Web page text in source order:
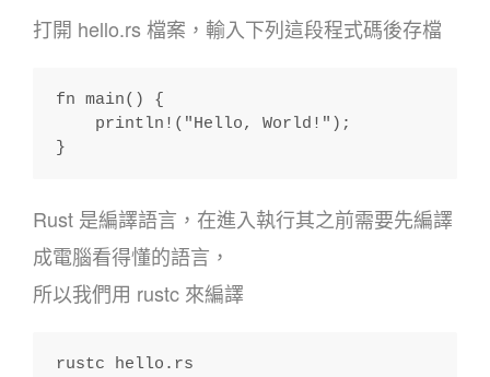
打開 hello.rs 檔案，輸入下列這段程式碼後存檔
fn main() {
    println!("Hello, World!");
}
Rust 是編譯語言，在進入執行其之前需要先編譯
成電腦看得懂的語言，
所以我們用 rustc 來編譯
rustc hello.rs